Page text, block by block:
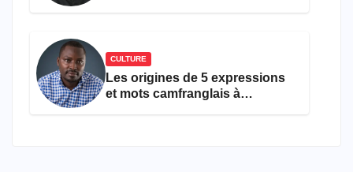
CULTURE
Les origines de 5 expressions
et mots camfranglais à